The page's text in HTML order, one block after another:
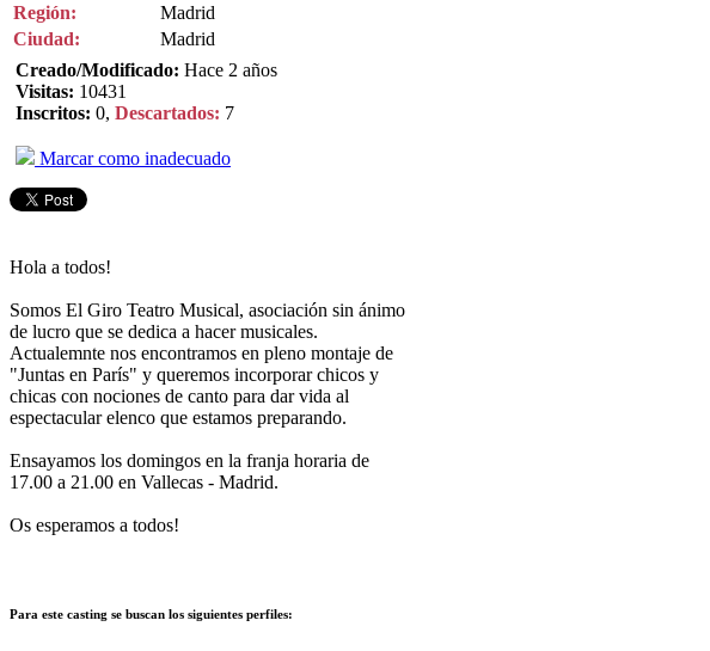
Región:
Madrid
Ciudad:
Madrid
Creado/Modificado: Hace 2 años
Visitas: 10431
Inscritos: 0, Descartados: 7
Marcar como inadecuado
Hola a todos!
Somos El Giro Teatro Musical, asociación sin ánimo
de lucro que se dedica a hacer musicales.
Actualemnte nos encontramos en pleno montaje de
"Juntas en París" y queremos incorporar chicos y
chicas con nociones de canto para dar vida al
espectacular elenco que estamos preparando.
Ensayamos los domingos en la franja horaria de
17.00 a 21.00 en Vallecas - Madrid.
Os esperamos a todos!
Para este casting se buscan los siguientes perfiles: